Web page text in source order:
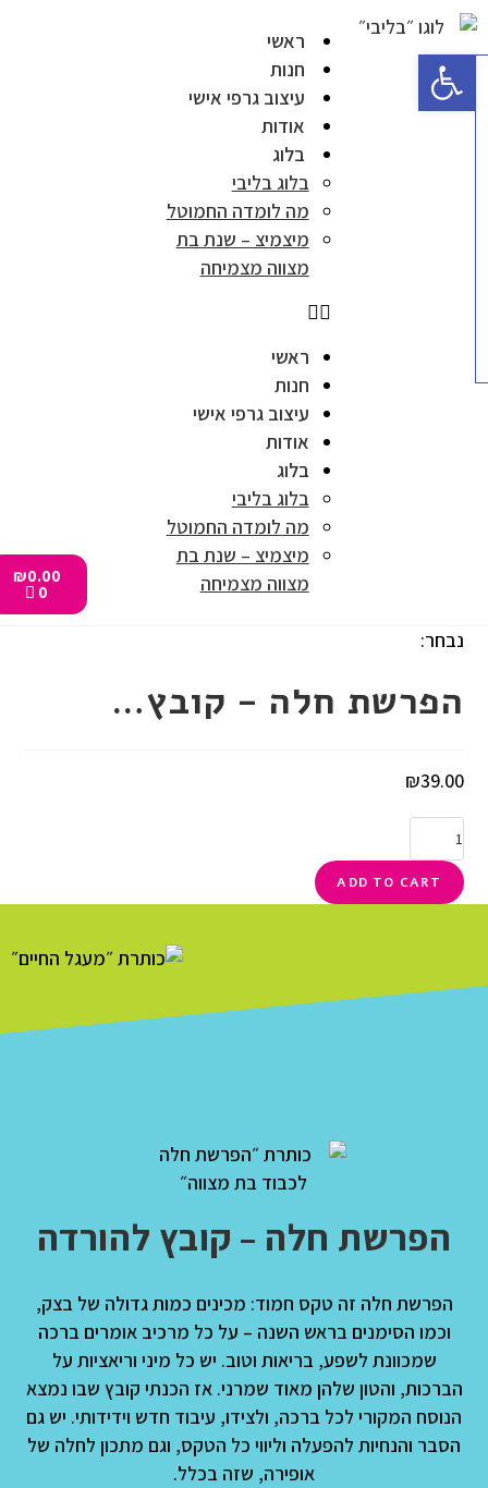
ראשי
חנות
עיצוב גרפי אישי
אודות
בלוג
בלוג בליבי
מה לומדה החמוטל
מיצמיצ – שנת בת
מצווה מצמיחה
ראשי
חנות
עיצוב גרפי אישי
אודות
בלוג
בלוג בליבי
מה לומדה החמוטל
מיצמיצ – שנת בת
מצווה מצמיחה
₪0.00
נבחר:
הפרשת חלה - קובץ…
₪39.00
ADD TO CART
הפרשת חלה – קובץ להורדה
הפרשת חלה זה טקס חמוד:מכינים כמות גדולה של בצק,
וכמו הסימנים בראש השנה–על כל מרכיב אומרים ברכה
שמכוונת לשפע,בריאות וטוב.יש כל מיני וריאציות על
הברכות,והטון שלהן מאוד שמרני.אז הכנתי קובץ שבו נמצא
הנוסח המקורי לכל ברכה,ולצידו,עיבוד חדש וידידותי.יש גם
הסברוהנחיות להפעלה וליווי כל הטקס,וגם מתכון לחלה של
אופירה,שזה בכלל.
פתח סרגל נגישות